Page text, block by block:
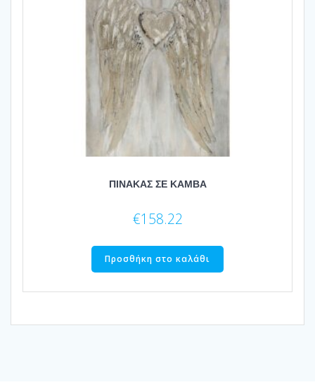
ΠΙΝΑΚΑΣ ΣΕ ΚΑΜΒΑ
€158.22
Προσθήκη στο καλάθι